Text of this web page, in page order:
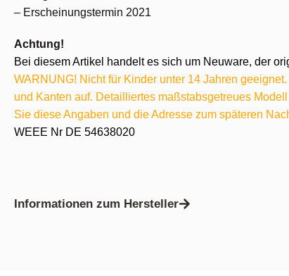
– Erscheinungstermin 2021
Achtung!
Bei diesem Artikel handelt es sich um Neuware, der
WARNUNG! Nicht für Kinder unter 14 Jahren
und Kanten auf. Detailliertes maßstabsgetreues
Sie diese Angaben und die Adresse zum späteren
WEEE Nr DE 54638020
Informationen zum Hersteller